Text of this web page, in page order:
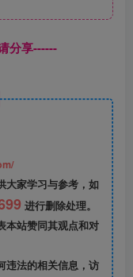
分享------
大家学习与参考，如
进行删除处理。
本站赞同其观点和对
违法的相关信息，访